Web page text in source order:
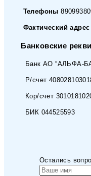
Телефоны
Фактический адрес
Банковские
Банк АО “АЛЬФА-
Р/счет
Кор/счет
БИК 044525593
Остались